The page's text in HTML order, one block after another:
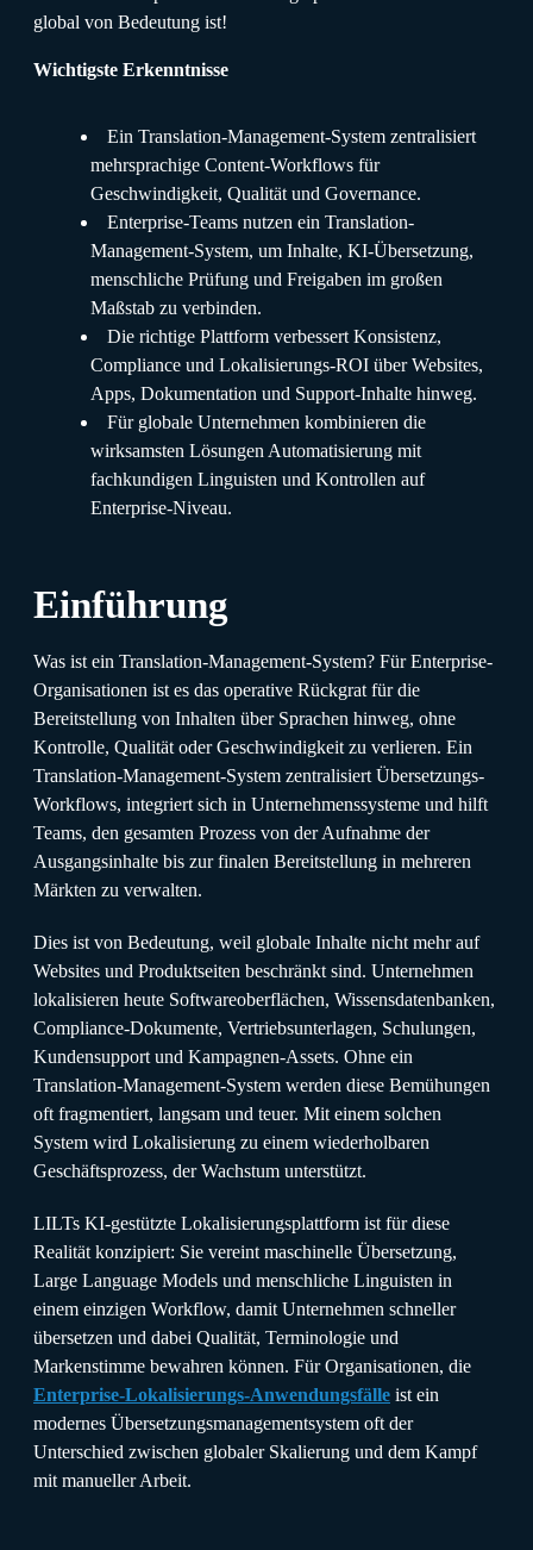
global von Bedeutung ist!
Wichtigste Erkenntnisse
Ein Translation-Management-System zentralisiert
mehrsprachige Content-Workflows für
Geschwindigkeit, Qualität und Governance.
Enterprise-Teams nutzen ein Translation-
Management-System, um Inhalte, KI-Übersetzung,
menschliche Prüfung und Freigaben im großen
Maßstab zu verbinden.
Die richtige Plattform verbessert Konsistenz,
Compliance und Lokalisierungs-ROI über Websites,
Apps, Dokumentation und Support-Inhalte hinweg.
Für globale Unternehmen kombinieren die
wirksamsten Lösungen Automatisierung mit
fachkundigen Linguisten und Kontrollen auf
Enterprise-Niveau.
Einführung
Was ist ein Translation-Management-System? Für Enterprise-
Organisationen ist es das operative Rückgrat für die
Bereitstellung von Inhalten über Sprachen hinweg, ohne
Kontrolle, Qualität oder Geschwindigkeit zu verlieren. Ein
Translation-Management-System zentralisiert Übersetzungs-
Workflows, integriert sich in Unternehmenssysteme und hilft
Teams, den gesamten Prozess von der Aufnahme der
Ausgangsinhalte bis zur finalen Bereitstellung in mehreren
Märkten zu verwalten.
Dies ist von Bedeutung, weil globale Inhalte nicht mehr auf
Websites und Produktseiten beschränkt sind. Unternehmen
lokalisieren heute Softwareoberflächen, Wissensdatenbanken,
Compliance-Dokumente, Vertriebsunterlagen, Schulungen,
Kundensupport und Kampagnen-Assets. Ohne ein
Translation-Management-System werden diese Bemühungen
oft fragmentiert, langsam und teuer. Mit einem solchen
System wird Lokalisierung zu einem wiederholbaren
Geschäftsprozess, der Wachstum unterstützt.
LILTs KI-gestützte Lokalisierungsplattform ist für diese
Realität konzipiert: Sie vereint maschinelle Übersetzung,
Large Language Models und menschliche Linguisten in
einem einzigen Workflow, damit Unternehmen schneller
übersetzen und dabei Qualität, Terminologie und
Markenstimme bewahren können. Für Organisationen, die
Enterprise-Lokalisierungs-Anwendungsfälle ist ein
modernes Übersetzungsmanagementsystem oft der
Unterschied zwischen globaler Skalierung und dem Kampf
mit manueller Arbeit.